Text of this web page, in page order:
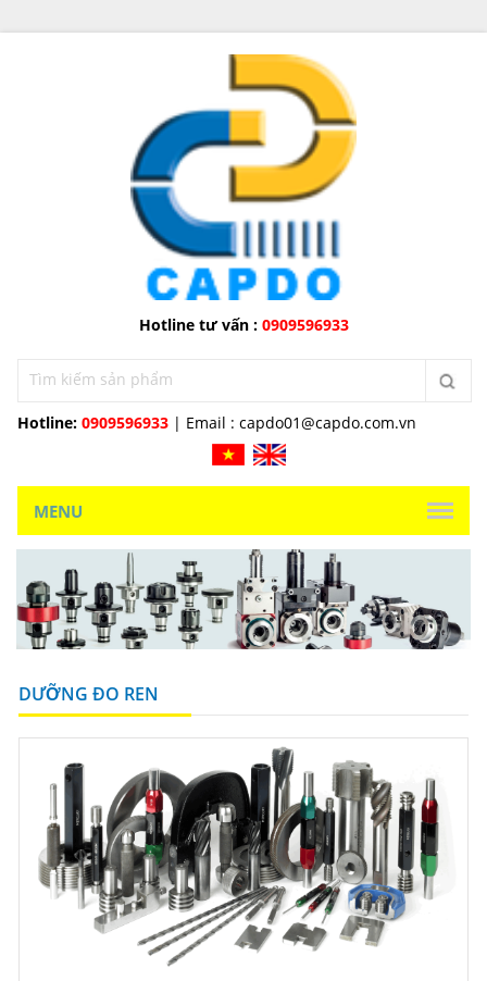
Hotline tư vấn : 0909596933
Hotline: 0909596933 | Email : capdo01@capdo.com.vn
MENU
DƯỠNG ĐO REN